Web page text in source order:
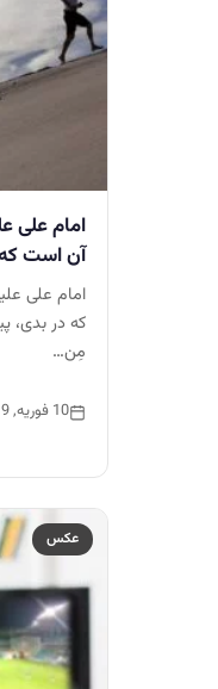
امام علی
آن است
امام علی
كه در بدى،
مِن…
10 فوریه, 2019
عکس